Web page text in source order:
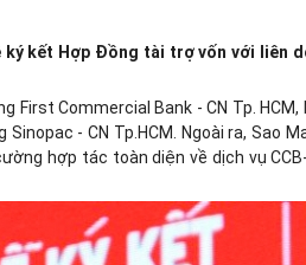
kết Hợp Đồng tài trợ vốn với liên
Commercial Bank - CN Tp.
- CN Tp.HCM. Ngoài ra, Sao
hợp tác toàn diện về dịch vụ